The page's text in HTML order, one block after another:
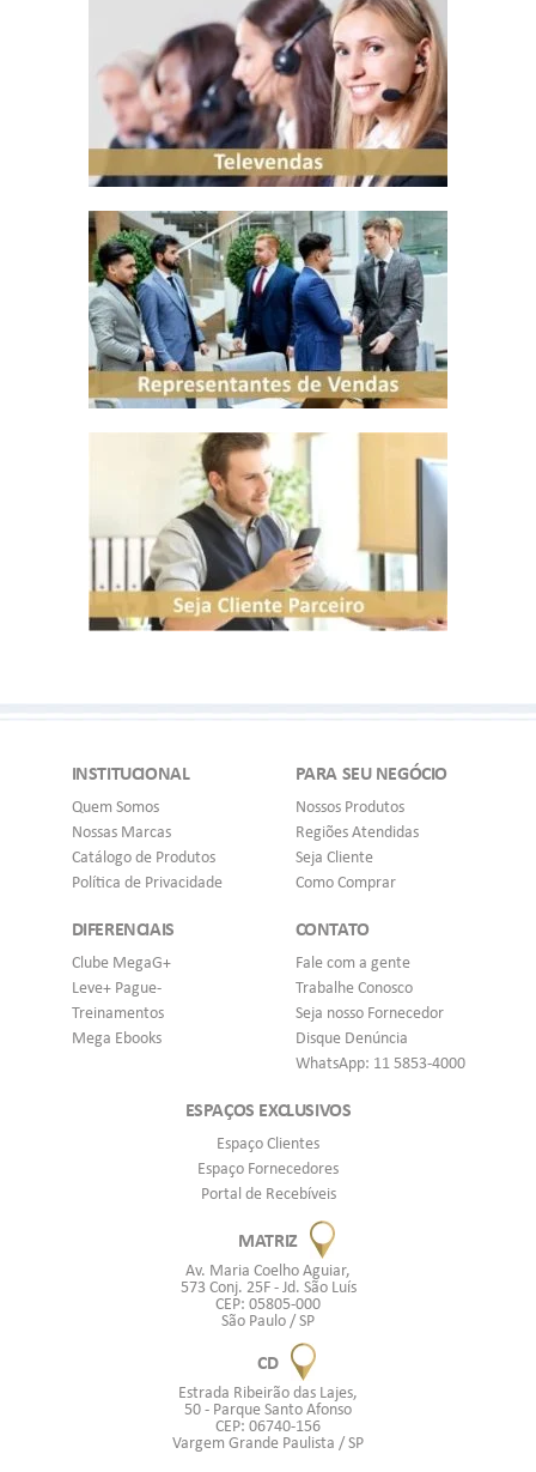
INSTITUCIONAL
Quem Somos
Nossas Marcas
Catálogo de Produtos
Política de Privacidade
PARA SEU NEGÓCIO
Nossos Produtos
Regiões Atendidas
Seja Cliente
Como Comprar
DIFERENCIAIS
Clube MegaG+
Leve+ Pague-
Treinamentos
Mega Ebooks
CONTATO
Fale com a gente
Trabalhe Conosco
Seja nosso Fornecedor
Disque Denúncia
WhatsApp: 11 5853-4000
ESPAÇOS EXCLUSIVOS
Espaço Clientes
Espaço Fornecedores
Portal de Recebíveis
MATRIZ
Av. Maria Coelho Aguiar,
573 Conj. 25F - Jd. São Luís
CEP: 05805-000
São Paulo / SP
CD
Estrada Ribeirão das Lajes,
50 - Parque Santo Afonso
CEP: 06740-156
Vargem Grande Paulista / SP